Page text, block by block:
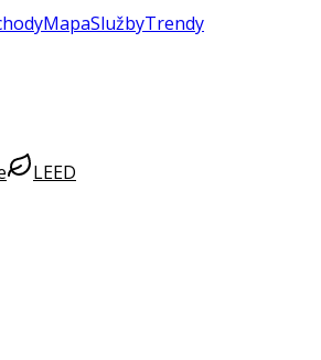
MapaSlužbyTrendy
LEED